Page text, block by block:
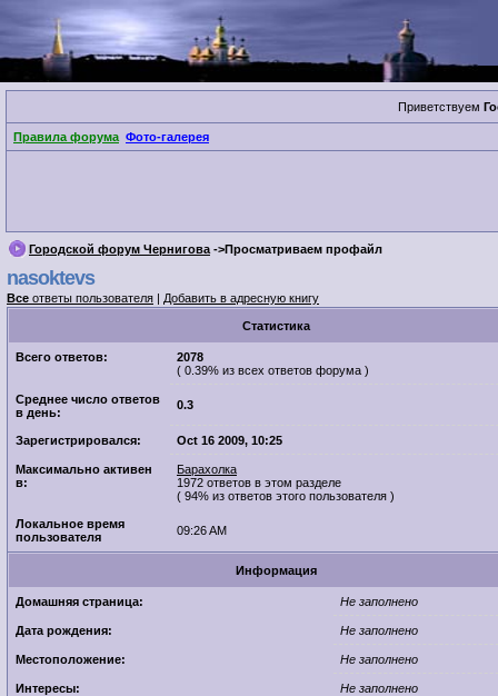
Приветствуем
Правила форума Фото-галерея
Городской форум Чернигова ->Просматриваем профайл
nasoktevs
Все ответы пользователя | Добавить в адресную книгу
Cтатистика
Всего ответов:
2078
( 0.39% из всех ответов форума )
Среднее число ответов
в день:
0.3
Зарегистрировался: Oct 16 2009, 10:25
Максимально активен
в:
Барахолка
1972 ответов в этом разделе
( 94% из ответов этого пользователя )
Локальное время
пользователя
09:26 AM
Информация
Домашняя страница: Не заполнено
Дата рождения: Не заполнено
Местоположение: Не заполнено
Интересы: Не заполнено